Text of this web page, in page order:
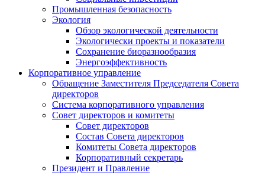
Промышленная безопасность
Экология
Обзор экологической деятельности
Экологически проекты и показатели
Сохранение биоразнообразия
Энергоэффективность
Корпоративное управление
Обращение Заместителя Председателя Совета
директоров
Система корпоративного управления
Совет директоров и комитеты
Совет директоров
Состав Совета директоров
Комитеты Совета директоров
Корпоративный секретарь
Президент и Правление